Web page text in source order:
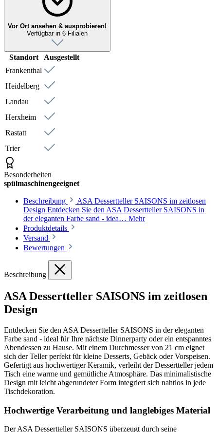
Vor Ort ansehen & ausprobieren!
Verfügbar in 6 Filialen
Standort
Ausgestellt
Frankenthal
Heidelberg
Landau
Herxheim
Rastatt
Trier
Besonderheiten
spülmaschinengeeignet
Beschreibung
ASA Dessertteller SAISONS im zeitlosen
Design Entdecken Sie den ASA Dessertteller SAISONS in
der eleganten Farbe sand - idea… Mehr
Produktdetails
Versand
Bewertungen
Beschreibung
ASA Dessertteller SAISONS im zeitlosen
Design
Entdecken Sie den ASA Dessertteller SAISONS in der eleganten
Farbe sand - ideal für Ihre nächste Dinnerparty oder ein entspanntes
Abendessen zu Hause. Mit einem Durchmesser von 21 cm eignet
sich der Teller perfekt für kleine Desserts, Gebäck oder Vorspeisen.
Gefertigt aus hochwertiger Keramik, verleiht der Dessertteller jedem
Tisch eine warme und gemütliche Atmosphäre. Das minimalistische
Design mit leicht abgerundeter Form integriert sich nahtlos in jede
Tischdekoration.
Hochwertige Verarbeitung und langlebiges Material
Der ASA Dessertteller SAISONS überzeugt durch seine